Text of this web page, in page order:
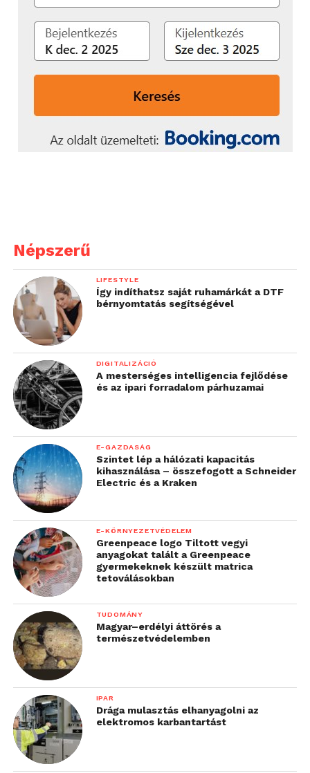
Népszerű
LIFESTYLE
Így indíthatsz saját ruhamárkát a DTF
bérnyomtatás segítségével
DIGITALIZÁCIÓ
A mesterséges intelligencia fejlődése
és az ipari forradalom párhuzamai
E-GAZDASÁG
Szintet lép a hálózati kapacitás
kihasználása – összefogott a Schneider
Electric és a Kraken
E-KÖRNYEZETVÉDELEM
Greenpeace logo Tiltott vegyi
anyagokat talált a Greenpeace
gyermekeknek készült matrica
tetoválásokban
TUDOMÁNY
Magyar–erdélyi áttörés a
természetvédelemben
IPAR
Drága mulasztás elhanyagolni az
elektromos karbantartást